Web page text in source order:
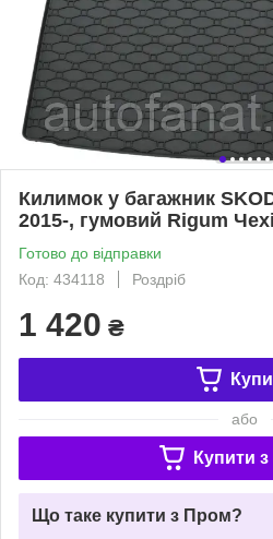
Килимок у багажник
2015-, гумовий Rigum
Готово до відправки
Код: 434118
Роздріб
1 420 ₴
або
Купити з
Що таке купити з Пром?